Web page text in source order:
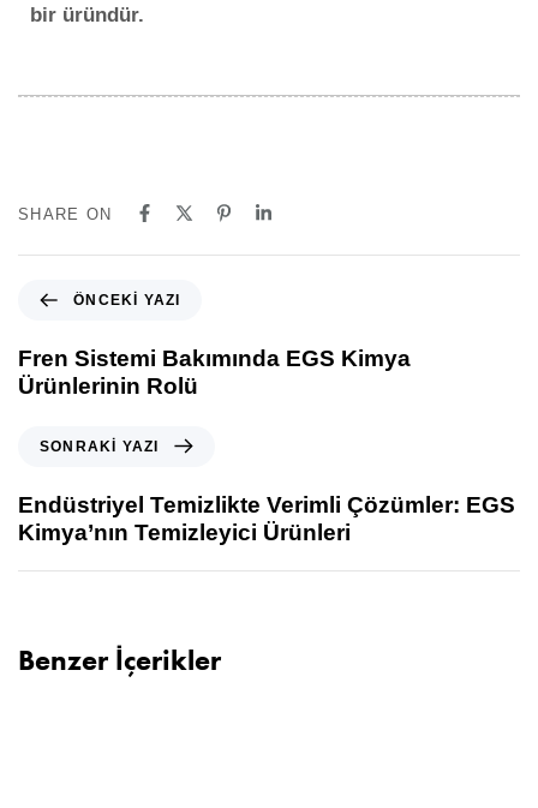
bir üründür.
SHARE ON
ÖNCEKI YAZI
Fren Sistemi Bakımında EGS Kimya
Ürünlerinin Rolü
SONRAKI YAZI
Endüstriyel Temizlikte Verimli Çözümler: EGS
Kimya’nın Temizleyici Ürünleri
Benzer İçerikler